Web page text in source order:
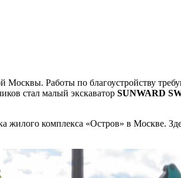
Москвы. Работы по благоустройству
стал малый экскаватор SUNWARD
комплекса «Остров» в Москве.